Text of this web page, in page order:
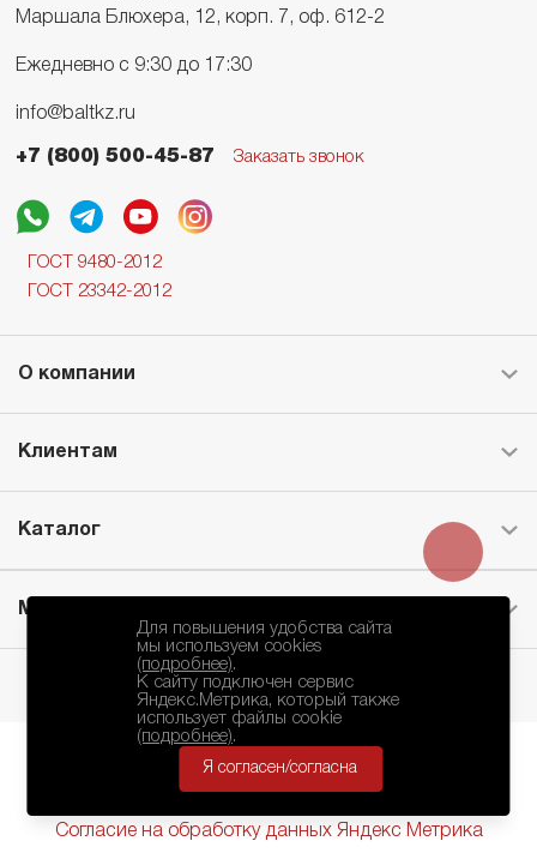
Маршала Блюхера, 12, корп. 7, оф. 612-2
Ежедневно с 9:30 до 17:30
info@baltkz.ru
+7 (800) 500-45-87 Заказать звонок
ГОСТ 9480-2012
ГОСТ 23342-2012
О компании
Клиентам
Каталог
Месторождение
Согласие на обработку данных Яндекс Метрика
Для повышения удобства сайта
мы используем cookies
(подробнее).
К сайту подключен сервис
Яндекс.Метрика, который также
использует файлы cookie
(подробнее).
Я согласен/согласна